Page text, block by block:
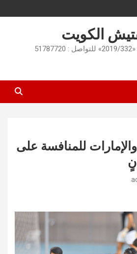
الكويت
للمنافسة على